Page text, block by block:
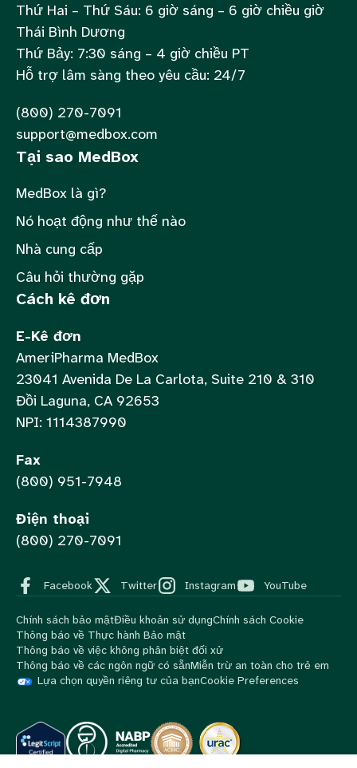
Thứ Hai – Thứ Sáu: 6 giờ sáng – 6 giờ chiều giờ
Thái Bình Dương
Thứ Bảy: 7:30 sáng – 4 giờ chiều PT
Hỗ trợ lâm sàng theo yêu cầu: 24/7
(800) 270-7091
support@medbox.com
Tại sao MedBox
MedBox là gì?
Nó hoạt động như thế nào
Nhà cung cấp
Câu hỏi thường gặp
Cách kê đơn
E-Kê đơn
AmeriPharma MedBox
23041 Avenida De La Carlota, Suite 210 & 310
Đồi Laguna, CA 92653
NPI: 1114387990
Fax
(800) 951-7948
Điện thoại
(800) 270-7091
Facebook Twitter Instagram YouTube
Chính sách bảo mậtĐiều khoản sử dụngChính sách Cookie
Thông báo về Thực hành Bảo mật
Thông báo về việc không phân biệt đối xử
Thông báo về các ngôn ngữ có sẵnMiễn trừ an toàn cho trẻ em
Lựa chọn quyền riêng tư của bạnCookie Preferences